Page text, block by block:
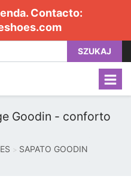
Contacto:
SZUKAJ
Goodin - conforto
SAPATO GOODIN